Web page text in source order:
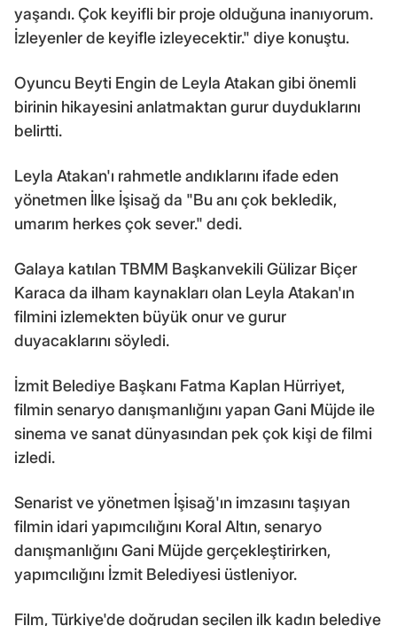
yaşandı. Çok keyifli bir proje olduğuna inanıyorum.
İzleyenler de keyifle izleyecektir." diye konuştu.
Oyuncu Beyti Engin de Leyla Atakan gibi önemli
birinin hikayesini anlatmaktan gurur duyduklarını
belirtti.
Leyla Atakan'ı rahmetle andıklarını ifade eden
yönetmen İlke İşisağ da "Bu anı çok bekledik,
umarım herkes çok sever." dedi.
Galaya katılan TBMM Başkanvekili Gülizar Biçer
Karaca da ilham kaynakları olan Leyla Atakan'ın
filmini izlemekten büyük onur ve gurur
duyacaklarını söyledi.
İzmit Belediye Başkanı Fatma Kaplan Hürriyet,
filmin senaryo danışmanlığını yapan Gani Müjde ile
sinema ve sanat dünyasından pek çok kişi de filmi
izledi.
Senarist ve yönetmen İşisağ'ın imzasını taşıyan
filmin idari yapımcılığını Koral Altın, senaryo
danışmanlığını Gani Müjde gerçekleştirirken,
yapımcılığını İzmit Belediyesi üstleniyor.
Film, Türkiye'de doğrudan seçilen ilk kadın belediye